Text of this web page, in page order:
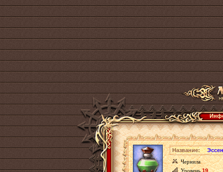
Название:
Чернила
Уровень19